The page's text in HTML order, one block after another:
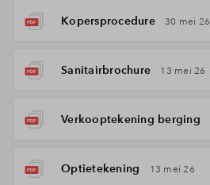
Kopersprocedure 30 mei 26
Sanitairbrochure 13 mei 26
Verkooptekening berging
Optietekening 13 mei 26